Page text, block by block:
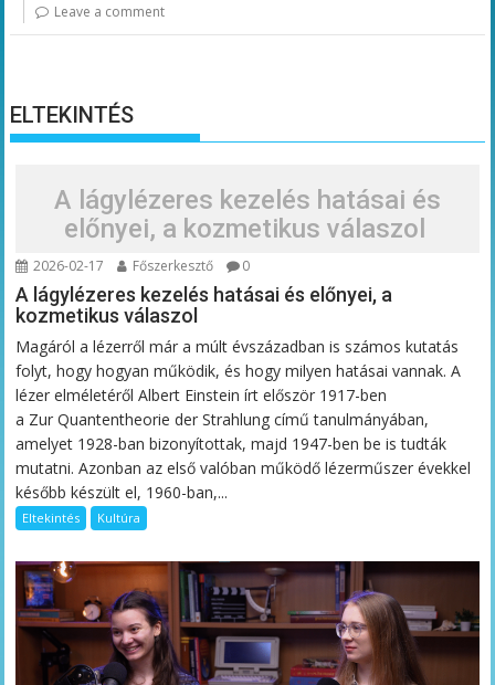
Leave a comment
ELTEKINTÉS
A lágylézeres kezelés hatásai és
előnyei, a kozmetikus válaszol
2026-02-17 Főszerkesztő 0
A lágylézeres kezelés hatásai és előnyei, a
kozmetikus válaszol
Magáról a lézerről már a múlt évszázadban is számos kutatás
folyt, hogy hogyan működik, és hogy milyen hatásai vannak. A
lézer elméletéről Albert Einstein írt először 1917-ben
a Zur Quantentheorie der Strahlung című tanulmányában,
amelyet 1928-ban bizonyítottak, majd 1947-ben be is tudták
mutatni. Azonban az első valóban működő lézerműszer évekkel
később készült el, 1960-ban,...
Eltekintés Kultúra